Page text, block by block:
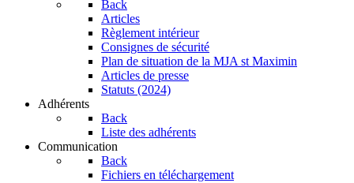
Back
Articles
Règlement intérieur
Consignes de sécurité
Plan de situation de la MJA st Maximin
Articles de presse
Statuts (2024)
Adhérents
Back
Liste des adhérents
Communication
Back
Fichiers en téléchargement